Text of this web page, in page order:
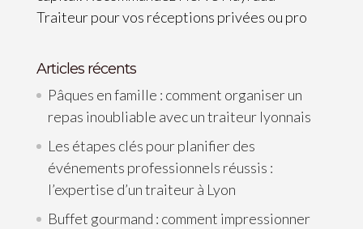
Traiteur pour vos réceptions privées ou pro
Articles récents
Pâques en famille : comment organiser un
repas inoubliable avec un traiteur lyonnais
Les étapes clés pour planifier des
événements professionnels réussis :
l’expertise d’un traiteur à Lyon
Buffet gourmand : comment impressionner